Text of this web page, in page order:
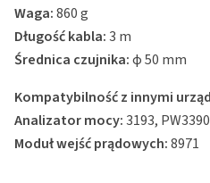
Waga:860 g
Długość kabla:3 m
Średnica czujnika:φ 50 mm
Kompatybilność z innymi
Analizator mocy:3193,
Moduł wejść prądowych:8971